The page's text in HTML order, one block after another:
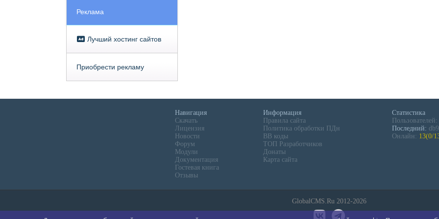
Реклама
Лучший хостинг сайтов
Приобрести рекламу
Навигация
Скачать
Лицензия
Новости
Форум
Модули
Документация
Гостевая книга
Отзывы
Информация
Правила сайта
Политика обработки ПДн
BB коды
ТОП Разработчиков
Донаты
Карта сайта
Статистика
Пользователей:
Последний:
Онлайн: 13(0/
GlobalCMS.Ru 2012-2026